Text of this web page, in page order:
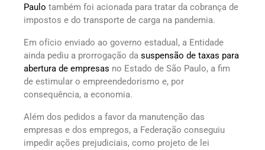
Paulo também foi acionada para tratar da cobrança de
impostos e do transporte de carga na pandemia.
Em ofício enviado ao governo estadual, a Entidade
ainda pediu a prorrogação da suspensão de taxas para
abertura de empresas no Estado de São Paulo, a fim
de estimular o empreendedorismo e, por
consequência, a economia.
Além dos pedidos a favor da manutenção das
empresas e dos empregos, a Federação conseguiu
impedir ações prejudiciais, como projeto de lei